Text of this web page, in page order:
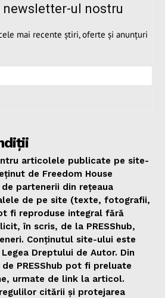
newsletter-ul nostru
mai recente știri, oferte și anunțuri
articolele publicate pe site-
de Freedom House
partenerii din rețeaua
de pe site (texte, fotografii,
fi reproduse integral fără
în scris, de la PRESShub,
Conținutul site-ului este
Dreptului de Autor. Din
PRESShub pot fi preluate
urmate de link la articol.
citării și protejarea